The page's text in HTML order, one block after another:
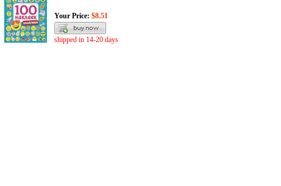
Your Price: $8.51
shipped in 14-20 days